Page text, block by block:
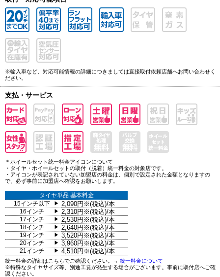
※輸入車など、対応可能情報の詳細につきましては直接取付依頼店舗へお問い合わせく
ださい。
支払・サービス
＊ホイールセット統一料金アイコンについて
・タイヤ・ホイールセットの取付（脱着）統一料金の対象店です。
・アイコンが表記されていない加盟店の料金は、個別で設定された金額となりますの
で、必ず事前に加盟店へ確認をお願いします。
タイヤ単品 基本料金
15インチ以下
▶ 2,090円※(税込)/本
16インチ ▶ 2,310円※(税込)/本
17インチ ▶ 2,530円※(税込)/本
18インチ ▶ 2,640円※(税込)/本
19インチ ▶ 3,520円※(税込)/本
20インチ ▶ 3,960円※(税込)/本
21インチ ▶ 4,510円※(税込)/本
統一料金の詳細はこちらでご確認ください。→ 統一料金について
※特殊なタイヤサイズ等、別途工賃が発生する場合がございます。事前に取付店へご確
認ください。